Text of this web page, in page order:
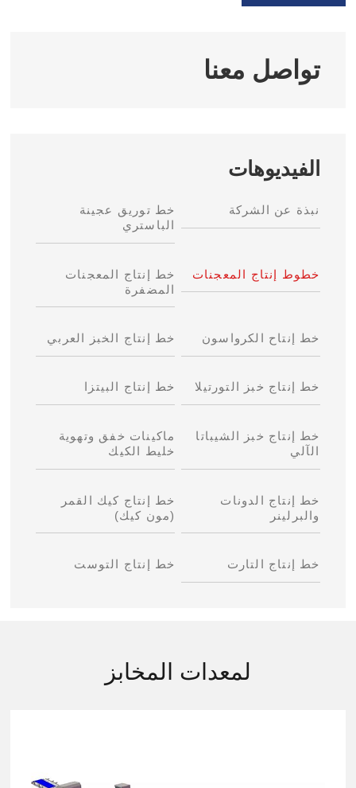
تواصل معنا
الفيديوهات
نبذة عن الشركة
خط توريق عجينة
الباستري
خطوط إنتاج المعجنات
خط إنتاج المعجنات
المضفرة
خط إنتاح الكرواسون خط إنتاج الخبز العربي
خط إنتاج خبز التورتيلا خط إنتاج البيتزا
خط إنتاج خبز الشيباتا
الآلي
ماكينات خفق وتهوية
خليط الكيك
خط إنتاج الدونات
والبرلينر
خط إنتاج كيك القمر
(مون كيك)
خط إنتاج التارت خط إنتاج التوست
لمعدات المخابز